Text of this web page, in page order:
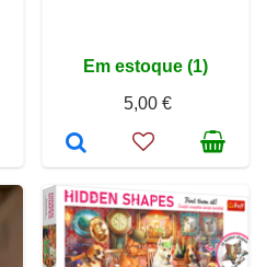
Em estoque (1)
5,00 €